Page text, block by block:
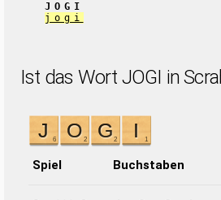
JOGI
jogi
Ist das Wort JOGI in
Spiel Buchstaben